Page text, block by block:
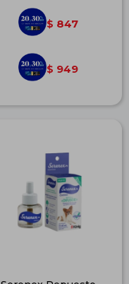
$ 847
$ 949